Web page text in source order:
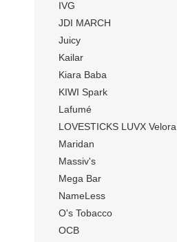
IVG
JDI MARCH
Juicy
Kailar
Kiara Baba
KIWI Spark
Lafumé
LOVESTICKS LUVX Velora
Maridan
Massiv's
Mega Bar
NameLess
O's Tobacco
OCB